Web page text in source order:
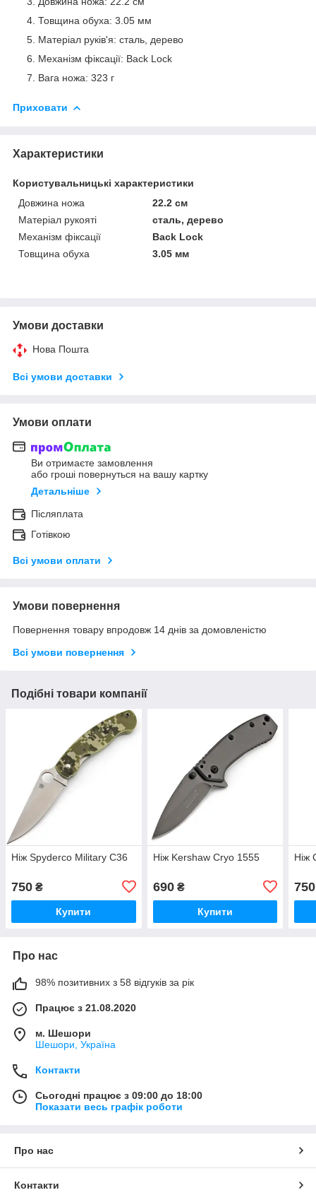
Товщина обуха: 3.05 мм
Матеріал руків'я: сталь, дерево
Механізм фіксації: Back Lock
Вага ножа: 323 г
Приховати
Характеристики
Користувальницькі характеристики
Довжина ножа
22.2 см
Матеріал рукояті
сталь, дерево
Механізм фіксації
Back Lock
Товщина обуха
3.05 мм
Умови доставки
Нова Пошта
Всі умови доставки
Умови оплати
Ви отримаєте замовлення
або гроші повернуться на вашу картку
Детальніше
Післяплата
Готівкою
Всі умови оплати
Умови повернення
Повернення товару впродовж 14 днів за домовленістю
Всі умови повернення
Подібні товари компанії
Ніж Spyderco Military C36
750 ₴
Купити
Ніж Kershaw Cryo 1555
690₴
Купити
Ніж
750
Про нас
98% позитивних з 58 відгуків за рік
Працює з 21.08.2020
м. Шешори
Шешори, Україна
Контакти
Сьогодні працює з 09:00 до 18:00
Показати весь графік роботи
Про нас
Контакти